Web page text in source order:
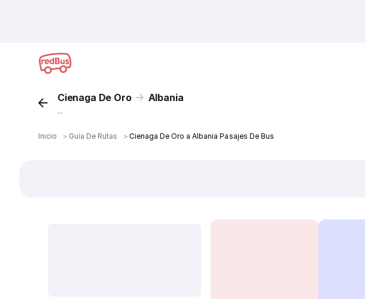
Cienaga De Oro Albania
...
Inicio ＞ Guía De Rutas ＞Cienaga De Oro a Albania Pasajes De Bus